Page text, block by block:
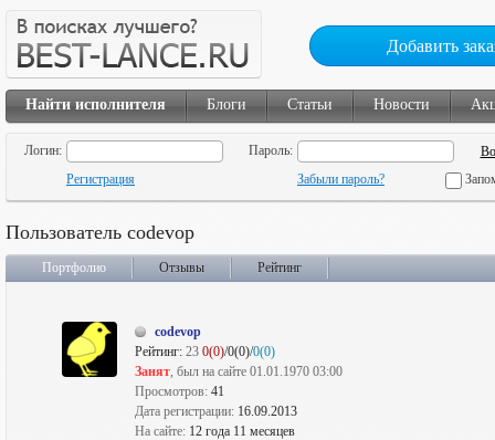
Добавить
Найти исполнителя Блоги Статьи Новости
Логин:
Пароль:
Регистрация
Забыли пароль?
Пользователь codevop
Портфолио Отзывы Рейтинг
codevop
Рейтинг: 23 0(0)/0(0)/0(0)
Занят, был на сайте 01.01.1970 03:00
Просмотров: 41
Дата регистрации: 16.09.2013
На сайте: 12 года 11 месяцев